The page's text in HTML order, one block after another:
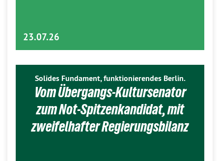
23.07.26
Solides Fundament, funktionierendes Berlin.
Vom Übergangs-Kultursenator
zum Not-Spitzenkandidat, mit
zweifelhafter Regierungsbilanz